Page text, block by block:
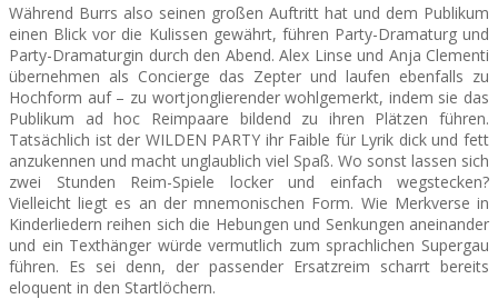
Während Burrs also seinen großen Auftritt hat und dem Publikum
einen Blick vor die Kulissen gewährt, führen Party-Dramaturg und
Party-Dramaturgin durch den Abend. Alex Linse und Anja Clementi
übernehmen als Concierge das Zepter und laufen ebenfalls zu
Hochform auf – zu wortjonglierender wohlgemerkt, indem sie das
Publikum ad hoc Reimpaare bildend zu ihren Plätzen führen.
Tatsächlich ist der WILDEN PARTY ihr Faible für Lyrik dick und fett
anzukennen und macht unglaublich viel Spaß. Wo sonst lassen sich
zwei Stunden Reim-Spiele locker und einfach wegstecken?
Vielleicht liegt es an der mnemonischen Form. Wie Merkverse in
Kinderliedern reihen sich die Hebungen und Senkungen aneinander
und ein Texthänger würde vermutlich zum sprachlichen Supergau
führen. Es sei denn, der passender Ersatzreim scharrt bereits
eloquent in den Startlöchern.